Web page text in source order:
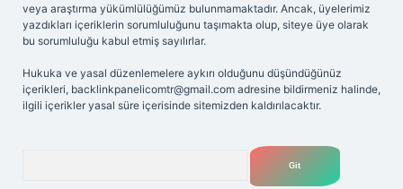
veya araştırma yükümlülüğümüz bulunmamaktadır. Ancak, üyelerimiz
yazdıkları içeriklerin sorumluluğunu taşımakta olup, siteye üye olarak
bu sorumluluğu kabul etmiş sayılırlar.
Hukuka ve yasal düzenlemelere aykırı olduğunu düşündüğünüz
içerikleri, backlinkpanelicomtr@gmail.com adresine bildirmeniz halinde,
ilgili içerikler yasal süre içerisinde sitemizden kaldırılacaktır.